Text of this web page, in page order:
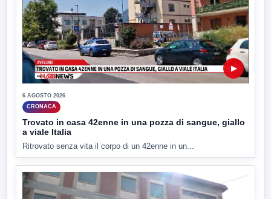
▶
6 AGOSTO 2026
CRONACA
Trovato in casa 42enne in una pozza di sangue, giallo
a viale Italia
Ritrovato senza vita il corpo di un 42enne in un...